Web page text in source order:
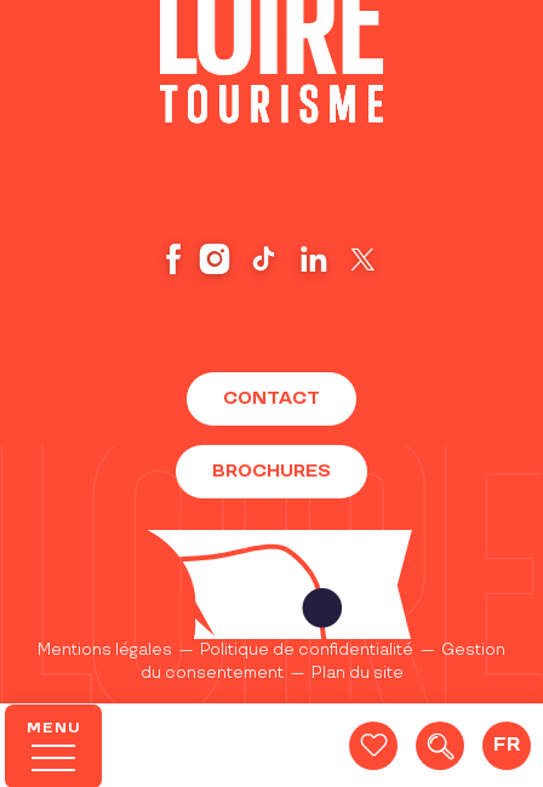
MENU
FR
CONTACT
BROCHURES
Mentions légales — Politique de confidentialité — Gestion
du consentement— Plan du site